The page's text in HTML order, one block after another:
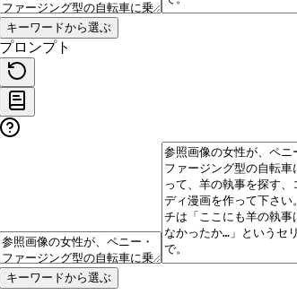
キーワードから選ぶ
プロンプト
キーワードから選ぶ